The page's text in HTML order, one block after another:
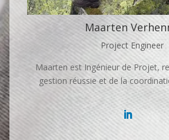
Maarten
Project Engineer
Maarten est Ingénieur de Projet,
gestion réussie et de la